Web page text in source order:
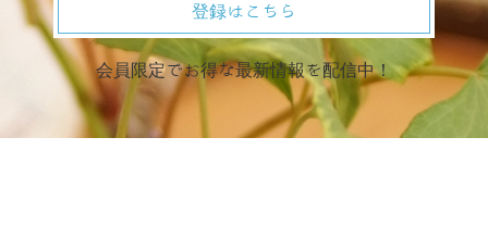
登録はこちら
会員限定でお得な最新情報を配信中！